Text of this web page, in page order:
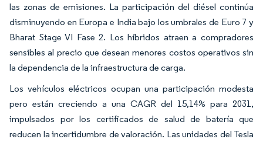
las zonas de emisiones. La participación del diésel continúa
disminuyendo en Europa e India bajo los umbrales de Euro 7 y
Bharat Stage VI Fase 2. Los híbridos atraen a compradores
sensibles al precio que desean menores costos operativos sin
la dependencia de la infraestructura de carga.
Los vehículos eléctricos ocupan una participación modesta
pero están creciendo a una CAGR del 15,14% para 2031,
impulsados por los certificados de salud de batería que
reducen la incertidumbre de valoración. Las unidades del Tesla